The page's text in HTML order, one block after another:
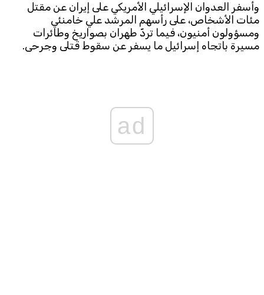
وأسفر العدوان الإسرائيلي الأمريكي على إيران عن مقتل
مئات الأشخاص، على رأسهم المرشد علي خامنئي
ومسؤولون أمنيون، فيما تردّ طهران بصواريخ وطائرات
مسيرة باتجاه إسرائيل ما يسفر عن سقوط قتلى وجرحى.
ad